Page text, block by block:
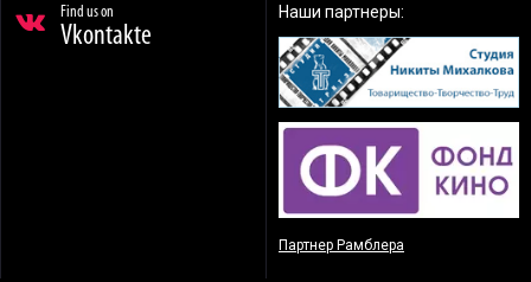
Find us on
Vkontakte
Наши партнеры:
Партнер Рамблера